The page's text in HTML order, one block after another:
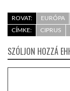
ROVAT: EURÓPA
CÍMKE:
CIPRUS
SZÓLJON HOZZÁ